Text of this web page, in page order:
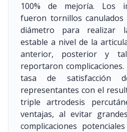
100% de mejoría. Los
fueron tornillos canulados
diámetro para realizar
estable a nivel de la
anterior, posterior y
reportaron
tasa de satisfacción
representantes con el
triple artrodesis
ventajas, al evitar
complicaciones